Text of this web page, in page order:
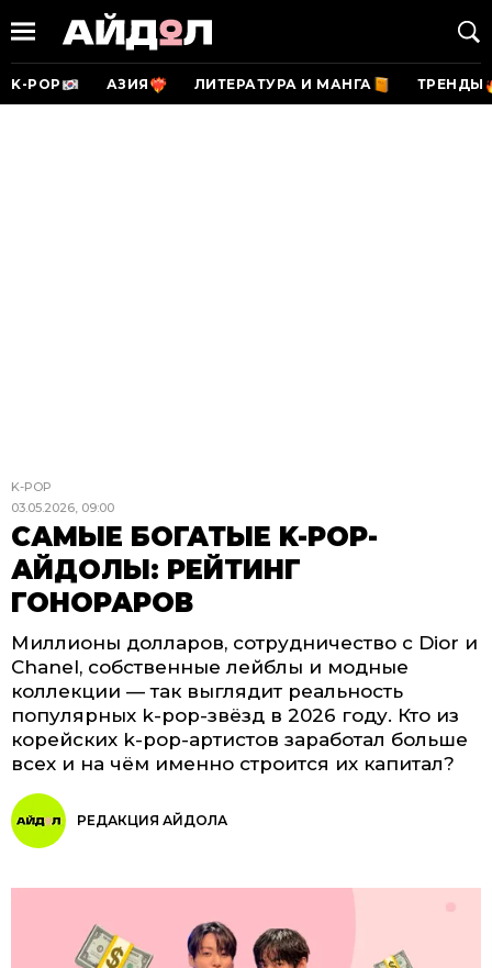
K-POP АЗИЯ ЛИТЕРАТУРА И МАНГА ТРЕНДЫ
K-POP
03.05.2026, 09:00
САМЫЕ БОГАТЫЕ K-POP-
АЙДОЛЫ: РЕЙТИНГ
ГОНОРАРОВ
Миллионы долларов, сотрудничество с Dior и
Chanel, собственные лейблы и модные
коллекции — так выглядит реальность
популярных k-pop-звёзд в 2026 году. Кто из
корейских k-pop-артистов заработал больше
всех и на чём именно строится их капитал?
РЕДАКЦИЯ АЙДОЛА